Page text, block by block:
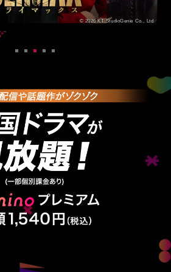
© 2025 WEMAD / LG U+. All rights reserved.